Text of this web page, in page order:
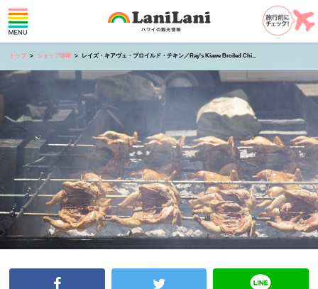
トップ ショップ情報 レイズ・キアヴェ・ブロイルド・チキン／Ray's Kiawe Broiled Chi...